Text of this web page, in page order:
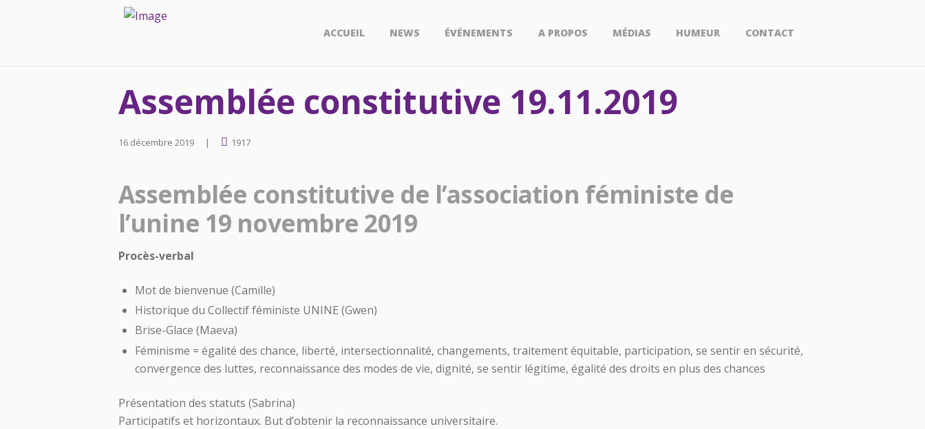
ACCUEIL NEWS ÉVÉNEMENTS A PROPOS MÉDIAS HUMEUR CONTACT
Assemblée constitutive 19.11.2019
16 décembre 2019 1917
Assemblée constitutive de l’association féministe de
l’unine 19 novembre 2019
Procès-verbal
Mot de bienvenue (Camille)
Historique du Collectif féministe UNINE (Gwen)
Brise-Glace (Maeva)
Féminisme = égalité des chance, liberté, intersectionnalité, changements, traitement équitable, participation, se sentir en sécurité,
convergence des luttes, reconnaissance des modes de vie, dignité, se sentir légitime, égalité des droits en plus des chances
Présentation des statuts (Sabrina)
Participatifs et horizontaux. But d’obtenir la reconnaissance universitaire.